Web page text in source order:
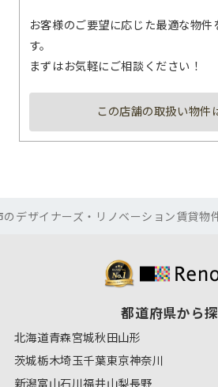
お客様のご要望に応じた最適な物件
す。
まずはお気軽にご相談ください！
この店舗の取扱い物件
のデザイナーズ・リノベーション賃貸物
都道府県から
北海道青森宮城秋田山形
茨城栃木埼玉千葉東京神奈川
新潟富山石川福井山梨長野